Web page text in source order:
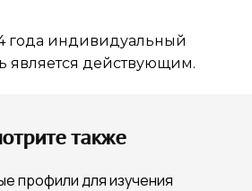
года индивидуальный
является действующим.
также
профили для изучения